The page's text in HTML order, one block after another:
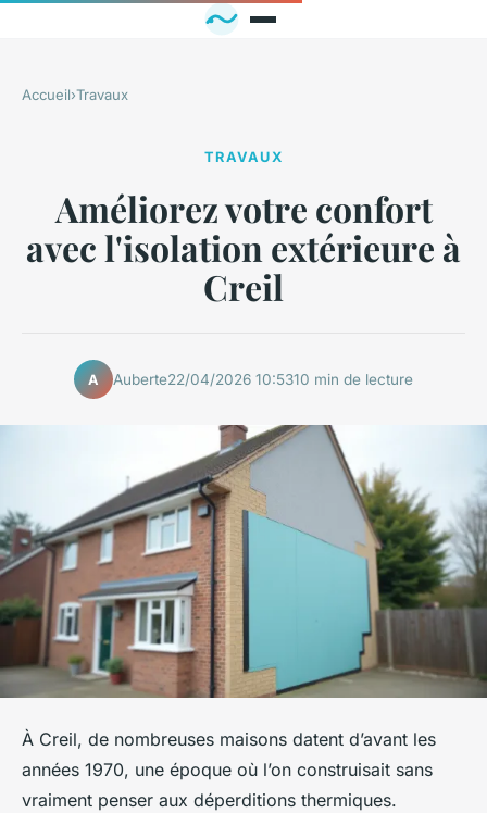
Accueil›Travaux
TRAVAUX
Améliorez votre confort
avec l'isolation extérieure à
Creil
A Auberte22/04/2026 10:5310 min de lecture
À Creil, de nombreuses maisons datent d’avant les
années 1970, une époque où l’on construisait sans
vraiment penser aux déperditions thermiques.